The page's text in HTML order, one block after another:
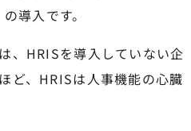
導入です。
、HRISを導入していない企
ど、HRISは人事機能の心臓